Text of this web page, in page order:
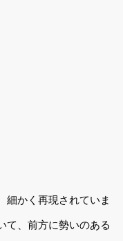
細かく再現されていま
て、前方に勢いのある